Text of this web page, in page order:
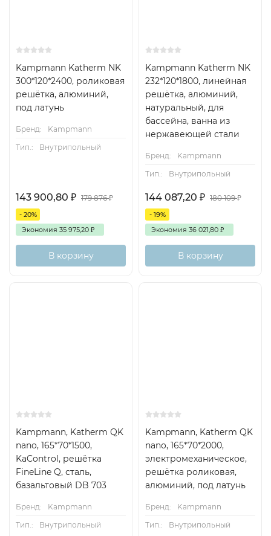
Kampmann Katherm NK
300*120*2400, роликовая
решётка, алюминий,
под латунь
Бренд:
Kampmann
Тип.:
Внутрипольный
143 900,80 ₽ 179 876₽
- 20%
Экономия 35 975,20 ₽
В корзину
Kampmann Katherm NK
232*120*1800, линейная
решётка, алюминий,
натуральный, для
бассейна, ванна из
нержавеющей стали
Бренд:
Kampmann
Тип.:
Внутрипольный
144 087,20 ₽ 180 109₽
- 19%
Экономия 36 021,80 ₽
В корзину
Kampmann, Katherm QK
nano, 165*70*1500,
KaControl, решётка
FineLine Q, сталь,
базальтовый DB 703
Бренд:
Kampmann
Тип.:
Внутрипольный
Kampmann, Katherm QK
nano, 165*70*2000,
электромеханическое,
решётка роликовая,
алюминий, под латунь
Бренд:
Kampmann
Тип.:
Внутрипольный